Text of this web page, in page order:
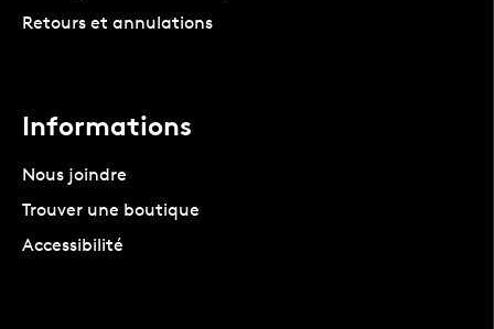
Retours et annulations
Informations
Nous joindre
Trouver une boutique
Accessibilité